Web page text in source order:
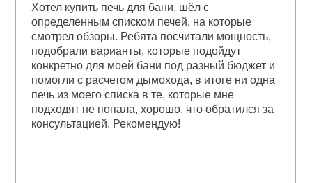
Хотел купить печь для бани, шёл с
определенным списком печей, на которые
смотрел обзоры. Ребята посчитали мощность,
подобрали варианты, которые подойдут
конкретно для моей бани под разный бюджет и
помогли с расчетом дымохода, в итоге ни одна
печь из моего списка в те, которые мне
подходят не попала, хорошо, что обратился за
консультацией. Рекомендую!